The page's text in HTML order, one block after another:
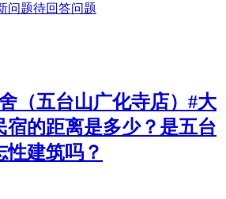
问题待回答问题
（五台山广化寺店）#大
宿的距离是多少？是五台
性建筑吗？